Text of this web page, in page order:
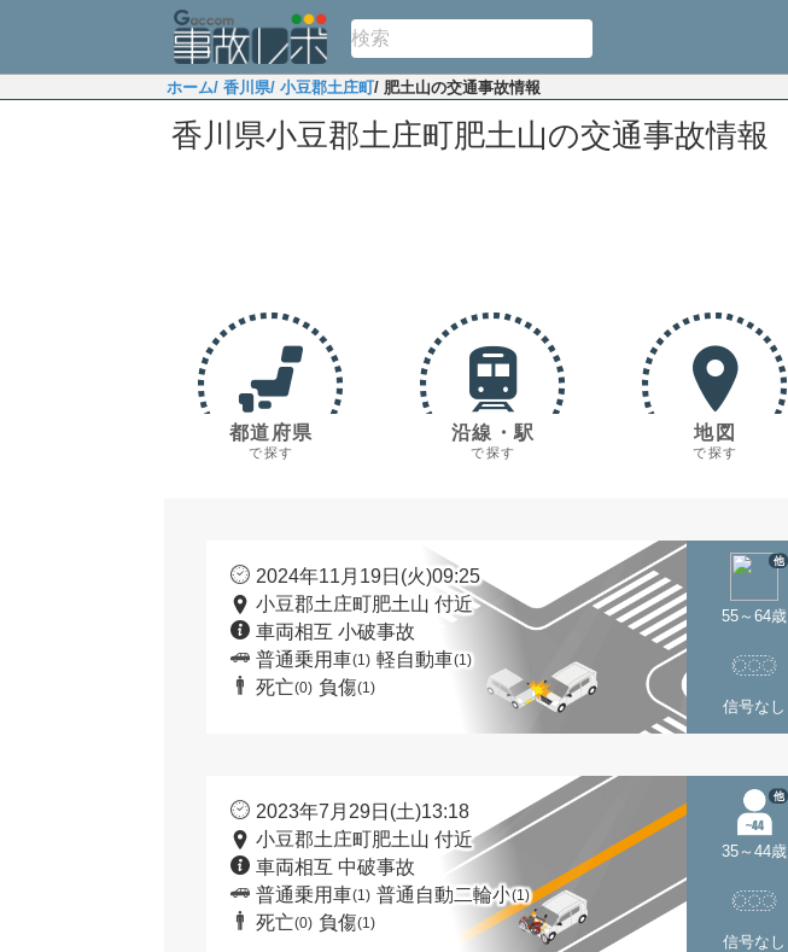
ホーム/ 香川県/ 小豆郡土庄町/ 肥土山の交通事故情報
香川県小豆郡土庄町肥土山の交通事故情報
都道府県
で探す
沿線・駅
で探す
地図
で探す
2024年11月19日(火)09:25
小豆郡土庄町肥土山 付近
車両相互 小破事故
普通乗用車(1) 軽自動車(1)
死亡(0) 負傷(1)
55～64歳
他
信号なし
2023年7月29日(土)13:18
小豆郡土庄町肥土山 付近
車両相互 中破事故
普通乗用車(1) 普通自動二輪小(1)
死亡(0) 負傷(1)
35～44歳
他
信号なし